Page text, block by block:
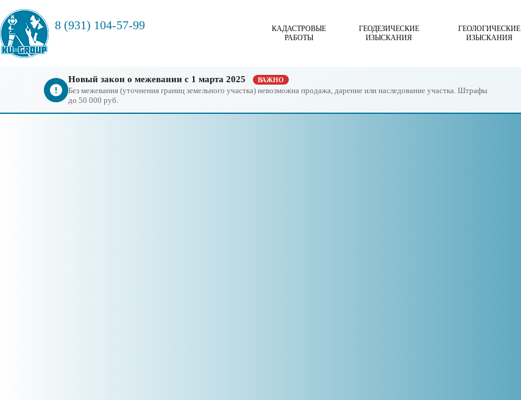
8 (931) 104-57-99
КАДАСТРОВЫЕ
РАБОТЫ
ГЕОДЕЗИЧЕСКИЕ
ИЗЫСКАНИЯ
ГЕОЛОГИЧЕСКИЕ
ИЗЫСКАНИЯ
Новый закон о межевании с 1 марта 2025 ВАЖНО
Без межевания (уточнения границ земельного участка) невозможна продажа, дарение или наследование участка. Штрафы
до 50 000 руб.